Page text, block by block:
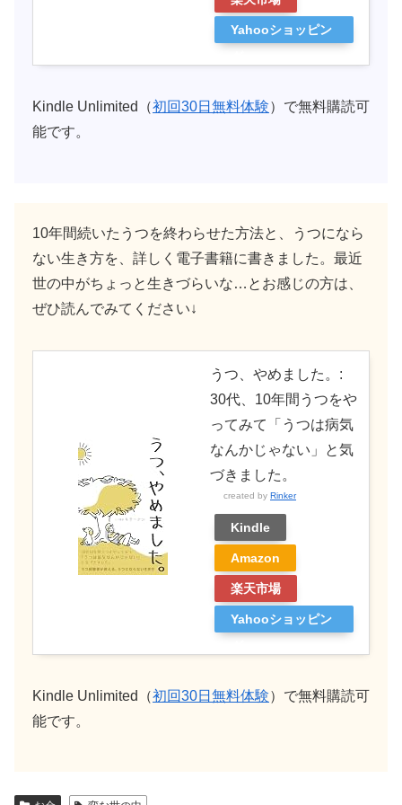
Yahooショッピン
Kindle Unlimited（初回30日無料体験）で無料購読可
能です。
10年間続いたうつを終わらせた方法と、うつになら
ない生き方を、詳しく電子書籍に書きました。最近
世の中がちょっと生きづらいな…とお感じの方は、
ぜひ読んでみてください↓
うつ、やめました。:
30代、10年間うつをや
ってみて「うつは病気
なんかじゃない」と気
づきました。
created by Rinker
Kindle
Amazon
楽天市場
Yahooショッピン
Kindle Unlimited（初回30日無料体験）で無料購読可
能です。